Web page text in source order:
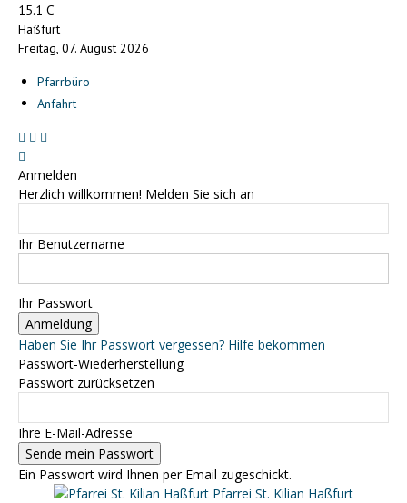
15.1 C
Haßfurt
Freitag, 07. August 2026
Pfarrbüro
Anfahrt
Anmelden
Herzlich willkommen! Melden Sie sich an
Ihr Benutzername
Ihr Passwort
Haben Sie Ihr Passwort vergessen? Hilfe bekommen
Passwort-Wiederherstellung
Passwort zurücksetzen
Ihre E-Mail-Adresse
Ein Passwort wird Ihnen per Email zugeschickt.
Pfarrei St. Kilian Haßfurt